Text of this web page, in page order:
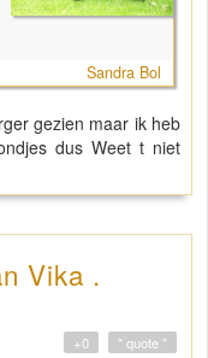
Sandra Bol
gezien maar ik heb
dus Weet t niet
Vika .
" quote "
+0